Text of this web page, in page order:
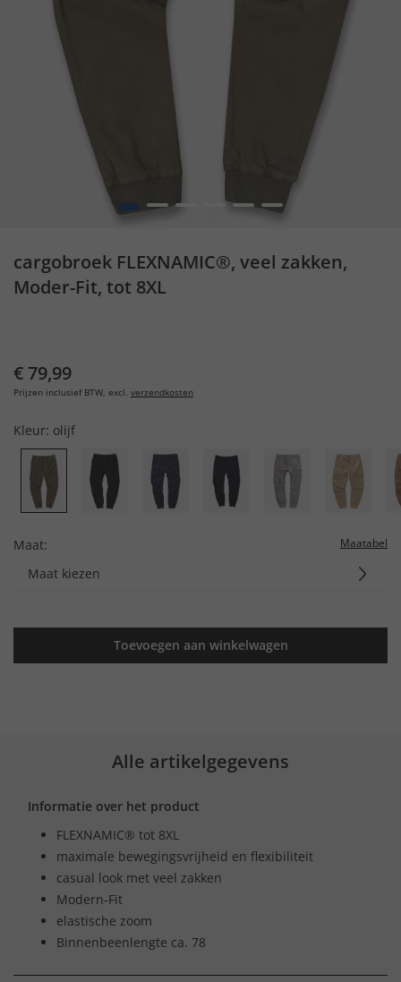
1 2 5 6
cargobroek FLEXNAMIC®, veel zakken,
Moder-Fit, tot 8XL
€ 79,99
Prijzen inclusief BTW, excl. verzendkosten
Kleur: olijf
Maat: Maatabel
Maat kiezen
Toevoegen aan winkelwagen
Alle artikelgegevens
Informatie over het product
FLEXNAMIC® tot 8XL
maximale bewegingsvrijheid en flexibiliteit
casual look met veel zakken
Modern-Fit
elastische zoom
Binnenbeenlengte ca. 78